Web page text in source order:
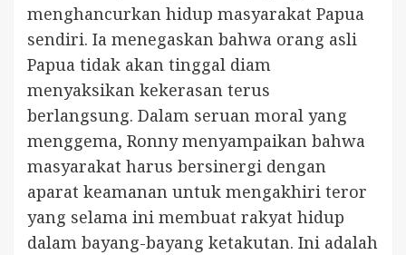
menghancurkan hidup masyarakat Papua
sendiri. Ia menegaskan bahwa orang asli
Papua tidak akan tinggal diam
menyaksikan kekerasan terus
berlangsung. Dalam seruan moral yang
menggema, Ronny menyampaikan bahwa
masyarakat harus bersinergi dengan
aparat keamanan untuk mengakhiri teror
yang selama ini membuat rakyat hidup
dalam bayang-bayang ketakutan. Ini adalah